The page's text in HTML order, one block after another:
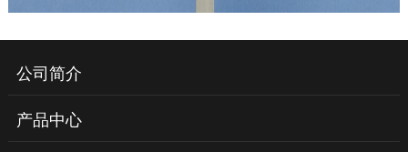
公司简介
产品中心